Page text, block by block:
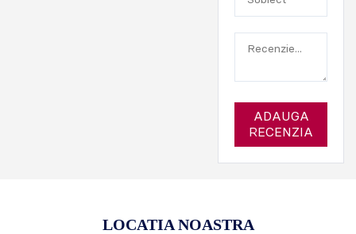
ADAUGA
RECENZIA
LOCATIA NOASTRA